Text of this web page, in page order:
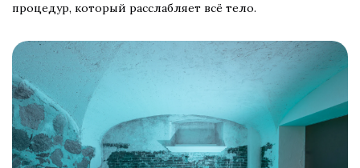
процедур, который расслабляет всё тело.